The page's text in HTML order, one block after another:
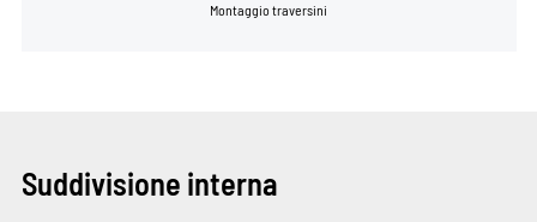
Montaggio traversini
Suddivisione interna